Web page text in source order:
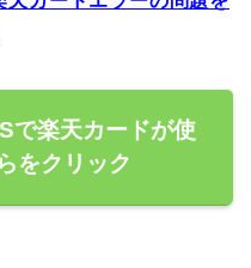
で楽天カードが使
をクリック